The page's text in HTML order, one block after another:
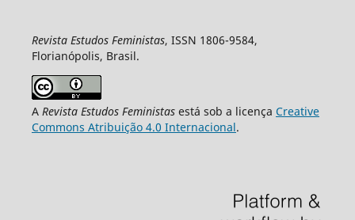
Revista Estudos Feministas, ISSN 1806-9584,
Florianópolis, Brasil.
A Revista Estudos Feministasestá sob a licença Creative
Commons Atribuição 4.0 Internacional.